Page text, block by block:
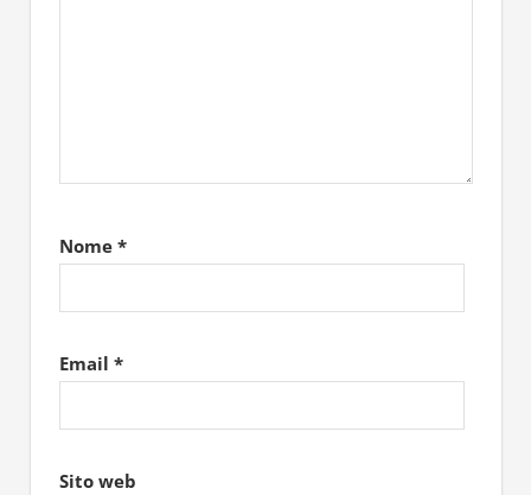
Nome *
Email *
Sito web